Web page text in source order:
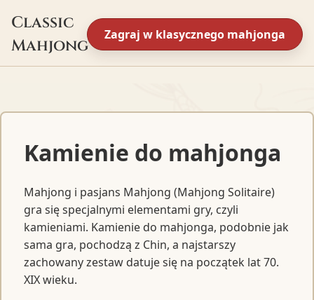
Classic
Mahjong
Zagraj w klasycznego mahjonga
Kamienie do mahjonga
Mahjong i pasjans Mahjong (Mahjong Solitaire)
gra się specjalnymi elementami gry, czyli
kamieniami. Kamienie do mahjonga, podobnie jak
sama gra, pochodzą z Chin, a najstarszy
zachowany zestaw datuje się na początek lat 70.
XIX wieku.